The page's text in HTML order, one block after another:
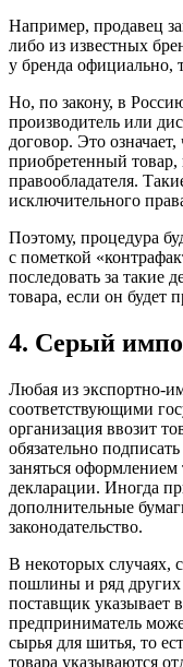
Например, продавец
либо из известных
у бренда официально,
Но, по закону, в
производитель или
договор. Это
приобретенный
правообладателя.
исключительного
Поэтому, процедура
с пометкой
последовать за такие
товара, если он будет
4. Серый
Любая из экспортно-
соответствующими
организация ввозит
обязательно
заняться
декларации. Иногда
дополнительные
законодательство.
В некоторых случаях,
пошлины и ряд других
поставщик указывает
предприниматель
сырья для шитья, то
товара указываются